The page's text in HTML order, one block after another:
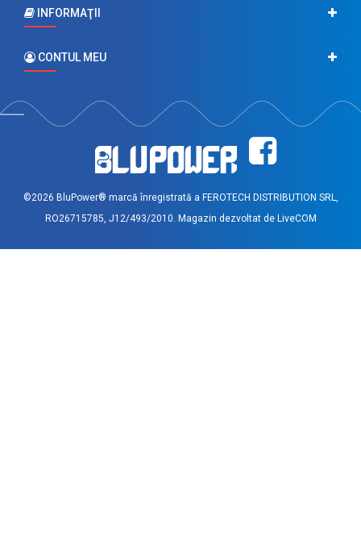
INFORMAŢII
CONTUL MEU
©2026 BluPower® marcă înregistrată a FEROTECH DISTRIBUTION SRL,
RO26715785, J12/493/2010. Magazin dezvoltat de LiveCOM